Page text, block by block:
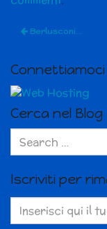
Berlusconi…
Cerca nel Blog
Search
for:
Iscriviti per